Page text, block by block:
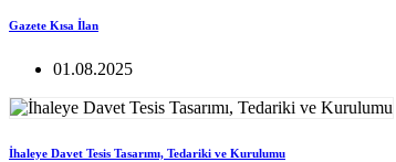
Gazete Kısa İlan
01.08.2025
İhaleye Davet Tesis Tasarımı, Tedariki ve Kurulumu